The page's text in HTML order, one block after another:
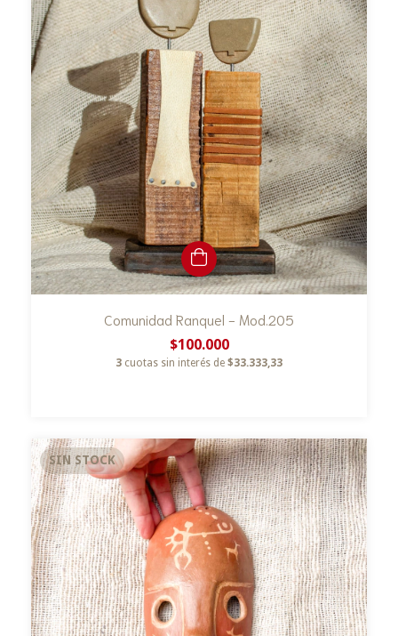
Comunidad Ranquel - Mod.205
$100.000
3 cuotas sin interés de $33.333,33
SIN STOCK